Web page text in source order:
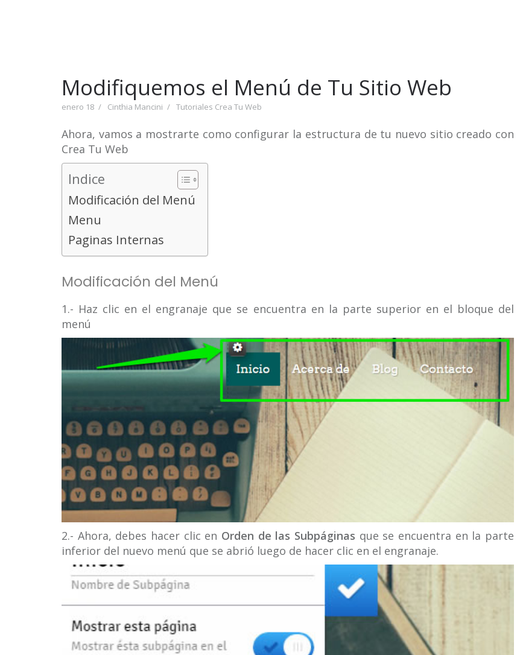
Modifiquemos el Menú de Tu Sitio Web
enero 18 Cinthia Mancini Tutoriales Crea Tu Web
Ahora, vamos a mostrarte como configurar la estructura de tu nuevo sitio creado con
Crea Tu Web
Indice
Modificación del Menú
Menu
Paginas Internas
Modificación del Menú
1.- Haz clic en el engranaje que se encuentra en la parte superior en el bloque del
menú
2.- Ahora, debes hacer clic en Orden de las Subpáginas que se encuentra en la parte
inferior del nuevo menú que se abrió luego de hacer clic en el engranaje.